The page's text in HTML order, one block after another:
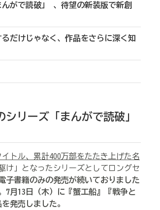
がで読破」 、待望の新装版で新創
だけじゃなく、作品をさらに深く知
リーズ「まんがで読破」
トル、累計400万部をたたき上げた名
け」となったシリーズとしてロングセ
子書籍のみの発売が続いておりました
7月13日（木）に『蟹工船』『戦争と
発売しました。